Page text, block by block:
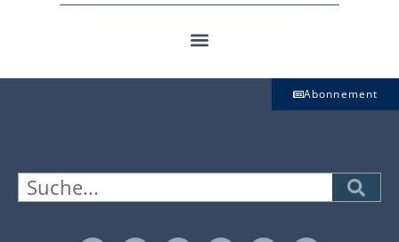
Abonnement